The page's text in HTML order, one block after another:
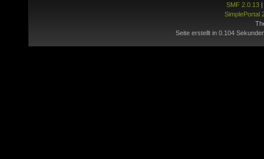
SMF 2.0.13|
SimplePortal
Seite erstellt in 0.104